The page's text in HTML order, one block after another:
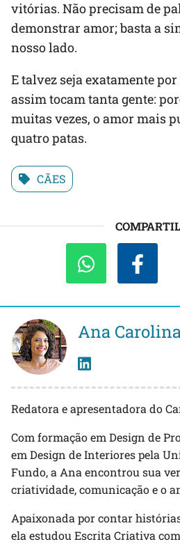
vitórias. Não precisam de
demonstrar amor; basta a
nosso lado.
E talvez seja exatamente
assim tocam tanta gente:
muitas vezes, o amor mais
quatro patas.
CÃES
Ana
Redatora e apresentadora do
Com formação em Design de
em Design de Interiores pela
Fundo, a Ana encontrou sua
criatividade, comunicação e o
Apaixonada por contar
ela estudou Escrita Criativa